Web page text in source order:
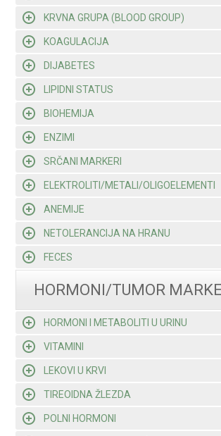
KRVNA GRUPA (BLOOD GROUP)
KOAGULACIJA
DIJABETES
LIPIDNI STATUS
BIOHEMIJA
ENZIMI
SRČANI MARKERI
ELEKTROLITI/METALI/OLIGOELEMENTI
ANEMIJE
NETOLERANCIJA NA HRANU
FECES
HORMONI/TUMOR
HORMONI I METABOLITI U URINU
VITAMINI
LEKOVI U KRVI
TIREOIDNA ŽLEZDA
POLNI HORMONI